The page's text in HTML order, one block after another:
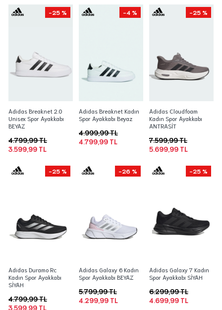
-25 %
Adidas Breaknet 2.0
Unisex Spor Ayakkabı
BEYAZ
3.599,99 TL
4.799,99 TL
-4 %
Adidas Breaknet Kadın
Spor Ayakkabı Beyaz
4.799,99 TL
4.999,99 TL
-25 %
Adidas Cloudfoam
Kadın Spor Ayakkabı
ANTRASİT
5.699,99 TL
7.599,99 TL
-25 %
Adidas Duramo Rc
Kadın Spor Ayakkabı
SİYAH
3.599,99 TL
4.799,99 TL
-26 %
Adidas Galaxy 6 Kadın
Spor Ayakkabı BEYAZ
4.299,99 TL
5.799,99 TL
-25 %
Adidas Galaxy 7 Kadın
Spor Ayakkabı SİYAH
4.699,99 TL
6.299,99 TL